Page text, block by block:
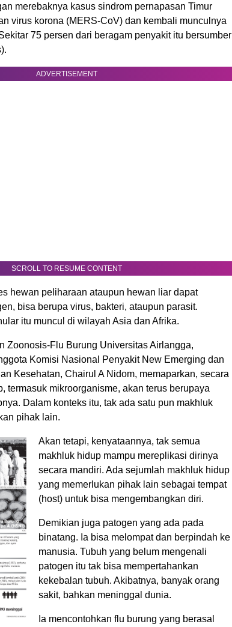
merebaknya kasus sindrom pernapasan Timur
virus korona (MERS-CoV) dan kembali munculnya
75 persen dari beragam penyakit itu bersumber
ADVERTISEMENT
SCROLL TO RESUME CONTENT
hewan peliharaan ataupun hewan liar dapat
bisa berupa virus, bakteri, ataupun parasit.
itu muncul di wilayah Asia dan Afrika.
Zoonosis-Flu Burung Universitas Airlangga,
Komisi Nasional Penyakit New Emerging dan
Kesehatan, Chairul A Nidom, memaparkan, secara
termasuk mikroorganisme, akan terus berupaya
Dalam konteks itu, tak ada satu pun makhluk
pihak lain.
Akan tetapi, kenyataannya, tak semua
makhluk hidup mampu mereplikasi dirinya
secara mandiri. Ada sejumlah makhluk hidup
yang memerlukan pihak lain sebagai tempat
(host) untuk bisa mengembangkan diri.
Demikian juga patogen yang ada pada
binatang. Ia bisa melompat dan berpindah ke
manusia. Tubuh yang belum mengenali
patogen itu tak bisa mempertahankan
kekebalan tubuh. Akibatnya, banyak orang
sakit, bahkan meninggal dunia.
Ia mencontohkan flu burung yang berasal